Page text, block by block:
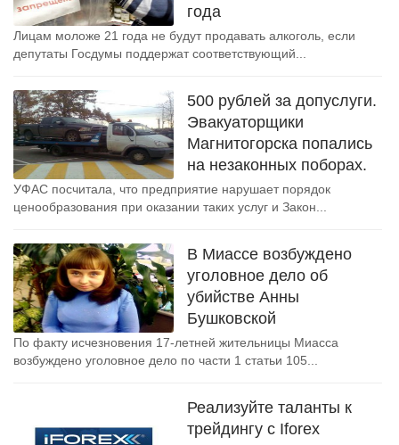
года
Лицам моложе 21 года не будут продавать алкоголь, если
депутаты Госдумы поддержат соответствующий...
500 рублей за допуслуги.
Эвакуаторщики
Магнитогорска попались
на незаконных поборах.
УФАС посчитала, что предприятие нарушает порядок
ценообразования при оказании таких услуг и Закон...
В Миассе возбуждено
уголовное дело об
убийстве Анны
Бушковской
По факту исчезновения 17-летней жительницы Миасса
возбуждено уголовное дело по части 1 статьи 105...
Реализуйте таланты к
трейдингу с Iforex